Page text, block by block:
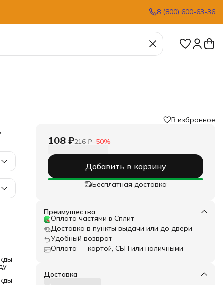
8 (800) 600-63-36
40
В избранное
108 ₽216 ₽−50%
Добавить в корзину
Бесплатная доставка
Преимущества
Оплата частями в Сплит
Доставка в пункты выдачи или до двери
Удобный возврат
Оплата — картой, СБП или наличными
Доставка